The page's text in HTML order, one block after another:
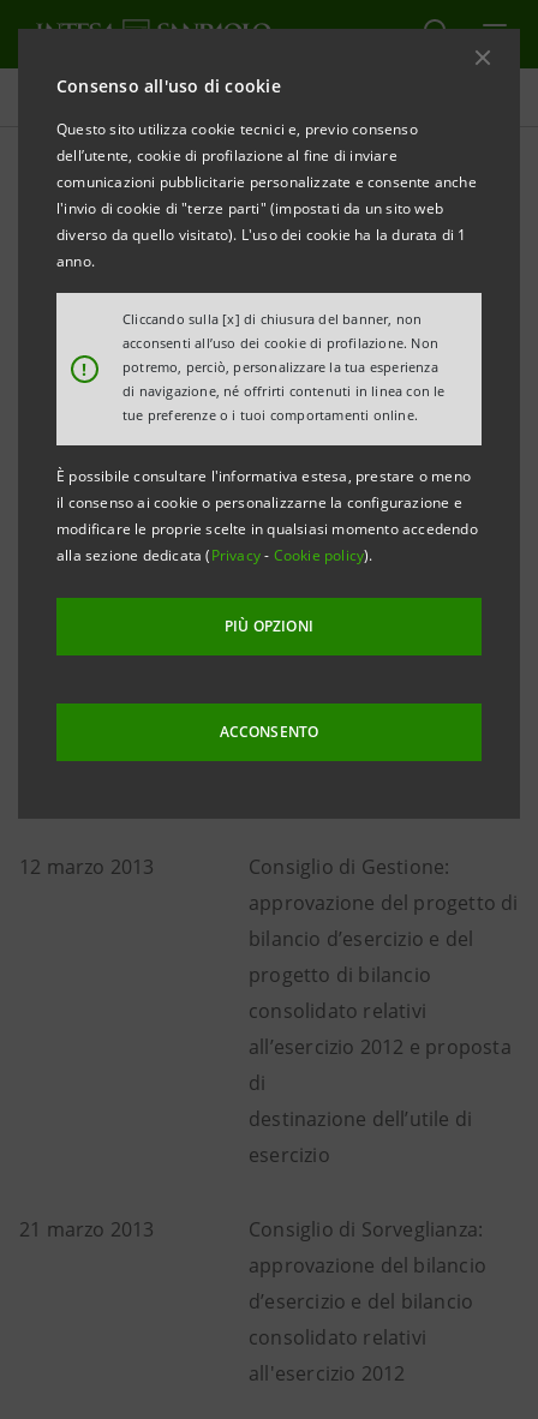
Consenso all'uso di cookie
Questo sito utilizza cookie tecnici e, previo consenso
dell’utente, cookie di profilazione al fine di inviare
comunicazioni pubblicitarie personalizzate e consente anche
l'invio di cookie di "terze parti" (impostati da un sito web
diverso da quello visitato). L'uso dei cookie ha la durata di 1
anno.
!
Cliccando sulla [x] di chiusura del banner, non
acconsenti all’uso dei cookie di profilazione. Non
potremo, perciò, personalizzare la tua esperienza
di navigazione, né offrirti contenuti in linea con le
tue preferenze o i tuoi comportamenti online.
È possibile consultare l'informativa estesa, prestare o meno
il consenso ai cookie o personalizzarne la configurazione e
modificare le proprie scelte in qualsiasi momento accedendo
alla sezione dedicata (Privacy- Cookie policy).
PIÙ OPZIONI
ACCONSENTO
Comunicati stampa
STAMPA AGGIORNA
INTESA SANPAOLO: VARIAZIONE CALENDARIO
FINANZIARIO 2013
Torino, Milano, 15 febbraio 2013- Intesa Sanpaolo
comunica la seguente variazione del calendario
finanziario per l’esercizio 2013: Consiglio di Gestione
per l’approvazione del progetto di bilancio d’esercizio
e del progetto di bilancio consolidato relativi
all’esercizio 2012 e per la proposta di destinazione
dell’utile di esercizio il 12 marzo 2013, in luogo del 5
Si riporta di seguito il calendario finanziario per
l’esercizio 2013 aggiornato, le cui date sono soggette
a ulteriori possibili cambiamenti:
12 marzo 2013
Consiglio di Gestione:
approvazione del progetto di
bilancio d’esercizio e del
progetto di bilancio
consolidato relativi
all’esercizio 2012 e proposta
di
destinazione dell’utile di
esercizio
21 marzo 2013
Consiglio di Sorveglianza:
approvazione del bilancio
d’esercizio e del bilancio
consolidato relativi
all'esercizio 2012